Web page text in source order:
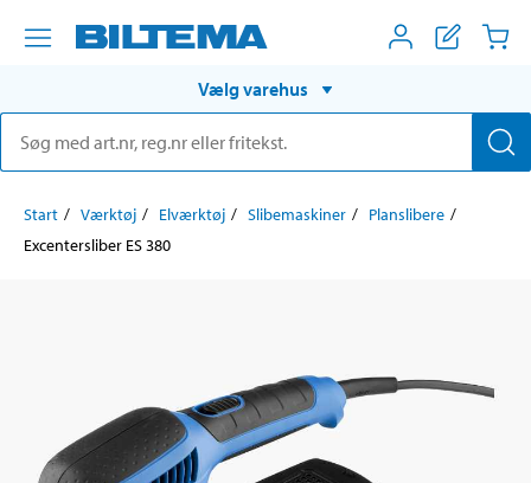
Vælg varehus
Start Værktøj Elværktøj Slibemaskiner
Planslibere
Excentersliber ES 380